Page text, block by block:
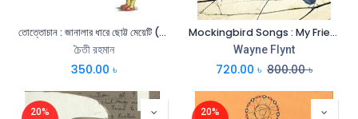
তোত্তোচান : জানালার ধারে ছোট্ট মেয়েটি (হার্ডব্যাক)
চৈতী রহমান
350.00 ৳
Mockingbird Songs : My Friendship With Harper Lee (PB)
Wayne Flynt
720.00 ৳ 800.00৳
20%
20%